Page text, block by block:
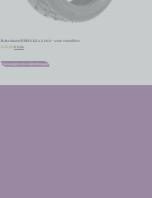
Buitenband RMS 8 1/2 x 2 inch – voor vouwfiets
10,95 €9,86
Toevoegen aan winkelwagen